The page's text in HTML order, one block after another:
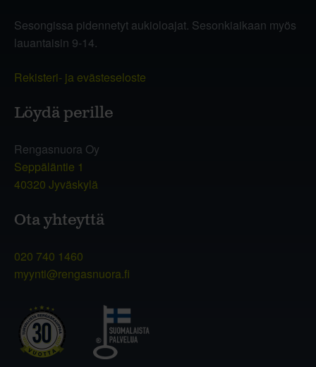
Sesongissa pidennetyt aukioloajat. Sesonkiaikaan myös
lauantaisin 9-14.
Rekisteri- ja evästeseloste
Löydä perille
Rengasnuora Oy
Seppäläntie 1
40320 Jyväskylä
Ota yhteyttä
020 740 1460
myynti@rengasnuora.fi